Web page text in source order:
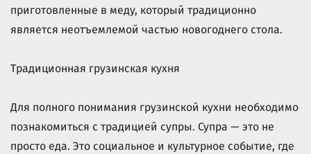
приготовленные в меду, который традиционно
является неотъемлемой частью новогоднего стола.
Традиционная грузинская кухня
Для полного понимания грузинской кухни необходимо
познакомиться с традицией супры. Супра — это не
просто еда. Это социальное и культурное событие, где